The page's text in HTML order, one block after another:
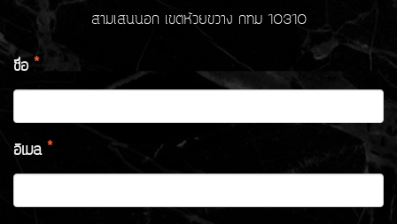
สามเสนนอก เขตห้วยขวาง กทม 10310
ชื่อ*
อีเมล*